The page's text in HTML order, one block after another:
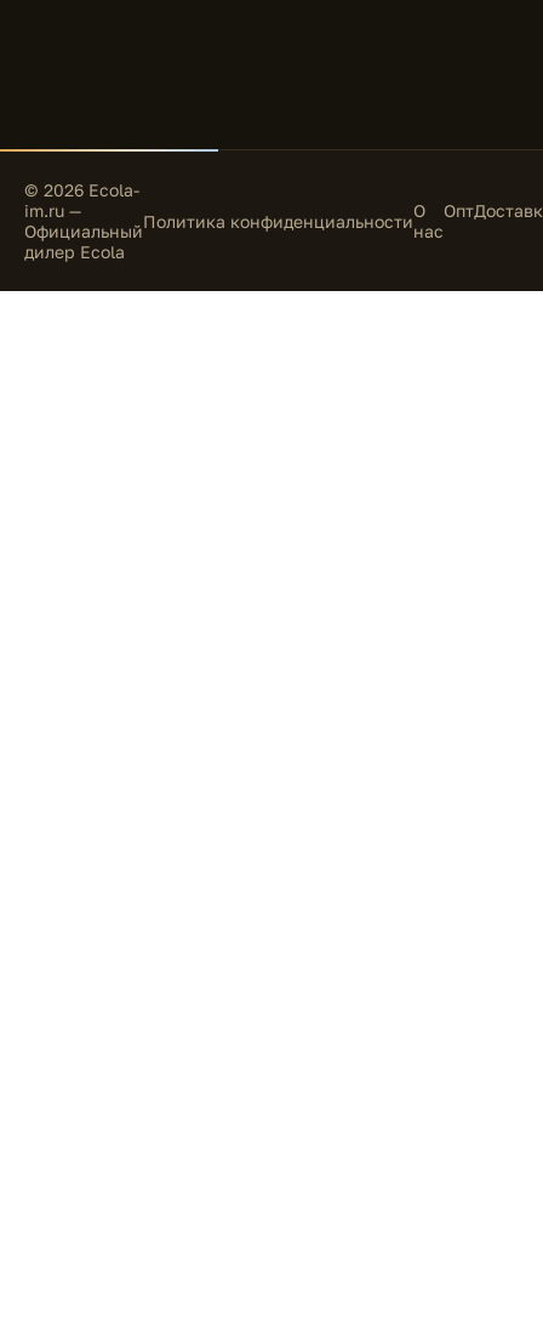
© 2026 Ecola-
im.ru —
Официальный
дилер Ecola
Политика конфиденциальностиО
нас
Опт